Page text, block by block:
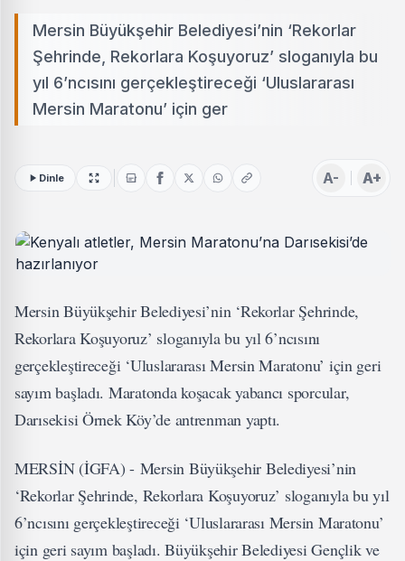
Mersin Büyükşehir Belediyesi’nin ‘Rekorlar
Şehrinde, Rekorlara Koşuyoruz’ sloganıyla bu
yıl 6’ncısını gerçekleştireceği ‘Uluslararası
Mersin Maratonu’ için ger
Dinle A- A+
Mersin Büyükşehir Belediyesi’nin ‘Rekorlar Şehrinde,
Rekorlara Koşuyoruz’ sloganıyla bu yıl 6’ncısını
gerçekleştireceği ‘Uluslararası Mersin Maratonu’ için geri
sayım başladı. Maratonda koşacak yabancı sporcular,
Darısekisi Örnek Köy’de antrenman yaptı.
MERSİN (İGFA) - Mersin Büyükşehir Belediyesi’nin
‘Rekorlar Şehrinde, Rekorlara Koşuyoruz’ sloganıyla bu yıl
6’ncısını gerçekleştireceği ‘Uluslararası Mersin Maratonu’
için geri sayım başladı. Büyükşehir Belediyesi Gençlik ve